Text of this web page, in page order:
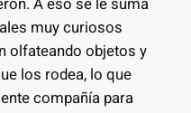
muy curiosos
olfateando objetos y
los rodea, lo que
compañía para